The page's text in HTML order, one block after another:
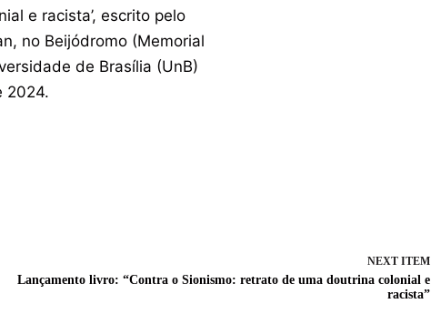
e racista’, escrito pelo
no Beijódromo (Memorial
de Brasília (UnB)
2024.
NEXT ITEM
Lançamento livro: “Contra o Sionismo: retrato de uma doutrina colonial e
racista”